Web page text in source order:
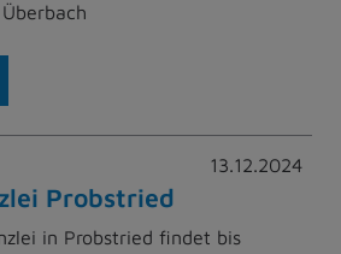
13.12.2024
Probstried
in Probstried findet bis